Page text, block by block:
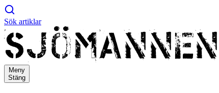
Sök artiklar
Meny
Stäng